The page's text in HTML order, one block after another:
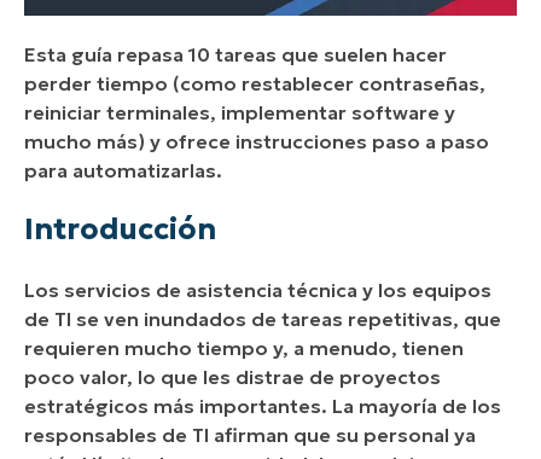
Esta guía repasa 10 tareas que suelen hacer
perder tiempo (como restablecer contraseñas,
reiniciar terminales, implementar software y
mucho más) y ofrece instrucciones paso a paso
para automatizarlas.
Introducción
Los servicios de asistencia técnica y los equipos
de TI se ven inundados de tareas repetitivas, que
requieren mucho tiempo y, a menudo, tienen
poco valor, lo que les distrae de proyectos
estratégicos más importantes. La mayoría de los
responsables de TI afirman que su personal ya